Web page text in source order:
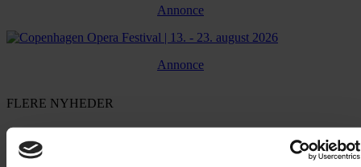
Annonce
Annonce
FLERE NYHEDER